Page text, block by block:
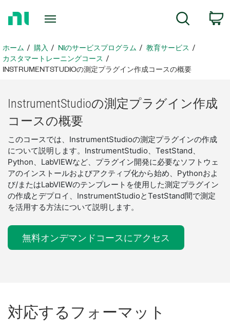
ペ
ー
ジ
ホーム 購入 NIのサービスプログラム
教育サービス
カスタマートレーニングコース
INSTRUMENTSTUDIOの測定プラグイン作成コースの概要
InstrumentStudioの測定プラグイン作成
コースの概要
このコースでは、InstrumentStudioの測定プラグインの作成
について説明します。InstrumentStudio、TestStand、
Python、LabVIEWなど、プラグイン開発に必要なソフトウェ
アのインストールおよびアクティブ化から始め、Pythonおよ
び/またはLabVIEWのテンプレートを使用した測定プラグイン
の作成とデプロイ、InstrumentStudioとTestStand間で測定
を活用する方法について説明します。
無料オンデマンドコースにアクセス
対応する フォーマット